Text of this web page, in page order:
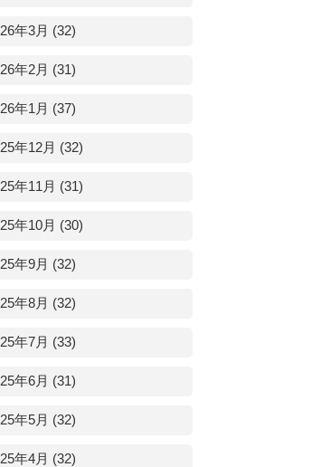
年3月 (32)
年2月 (31)
年1月 (37)
年12月 (32)
年11月 (31)
年10月 (30)
年9月 (32)
年8月 (32)
年7月 (33)
年6月 (31)
年5月 (32)
年4月 (32)